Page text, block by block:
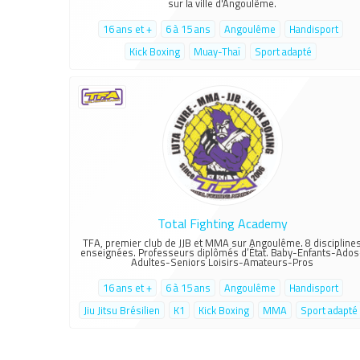
16 ans et +
6 à 15 ans Angoulême
Handisport
Kick Boxing
Muay-Thaï Sport adapté
Total Fighting Academy
TFA, premier club de JJB et MMA sur Angoulême. 8
enseignées. Professeurs diplômés d’État. Baby-Enfants-
Adultes-Seniors Loisirs-Amateurs-Pros
16 ans et +
6 à 15 ans Angoulême
Handisport
Jiu Jitsu Brésilien
K1 Kick Boxing MMA Sport adapté